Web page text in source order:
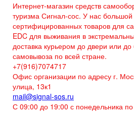
Интернет-магазин средств
туризма Сигнал-сос. У нас
сертифицированных товаров для
EDC для выживания в
доставка курьером до двери или
самовывоза по всей стране.
+7(916)7074717
Офис организации по адресу г.
улица, 13к1
mail@signal-sos.ru
С 09:00 до 19:00 с понедельника по